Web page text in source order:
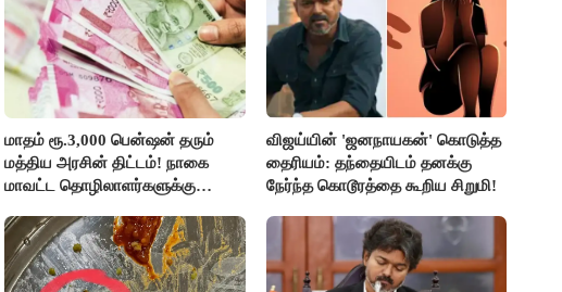
மாதம் ரூ.3,000 பென்ஷன் தரும்
மத்திய அரசின் திட்டம்! நாகை
மாவட்ட தொழிலாளர்களுக்கு
செய்தி!
விஜய்யின் 'ஜனநாயகன்' கொடுத்த
தைரியம்: தந்தையிடம் தனக்கு
நேர்ந்த கொடூரத்தை கூறிய சிறுமி!